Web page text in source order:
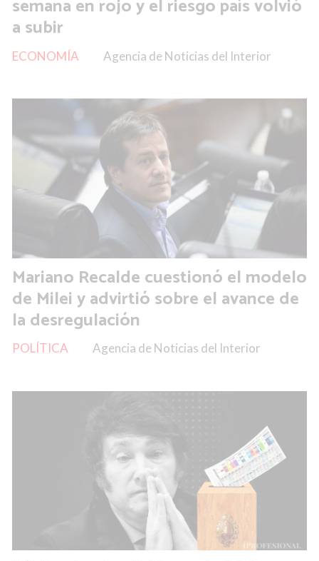
semana en rojo y el riesgo país volvió
a subir
Agencia de Noticias del Interior
ECONOMÍA
Mariano Recalde cuestionó el modelo
de Milei y advirtió sobre el avance de
la desregulación
Agencia de Noticias del Interior
POLÍTICA